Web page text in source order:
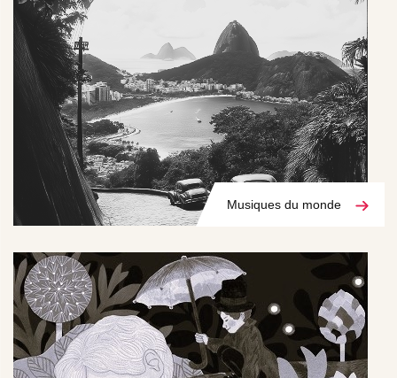
Musiques du monde